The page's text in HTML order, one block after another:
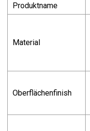
Produktname
Material
Oberflächenfinish